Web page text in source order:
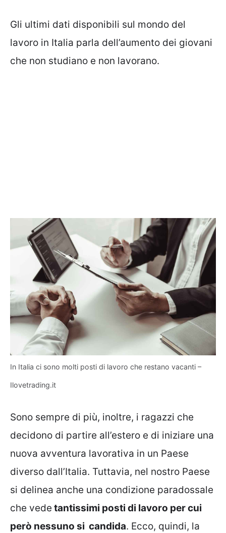
Gli ultimi dati disponibili sul mondo del
lavoro in Italia parla dell’aumento dei giovani
che non studiano e non lavorano.
In Italia ci sono molti posti di lavoro che restano vacanti –
Ilovetrading.it
Sono sempre di più, inoltre, i ragazzi che
decidono di partire all’estero e di iniziare una
nuova avventura lavorativa in un Paese
diverso dall’Italia. Tuttavia, nel nostro Paese
si delinea anche una condizione paradossale
che vede tantissimi posti di lavoro per cui
però nessuno si candida. Ecco, quindi, la